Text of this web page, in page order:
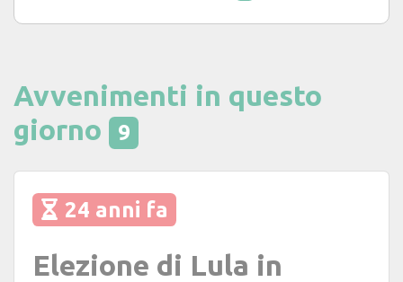
Avvenimenti in questo
giorno
9
24 anni fa
Elezione di Lula in